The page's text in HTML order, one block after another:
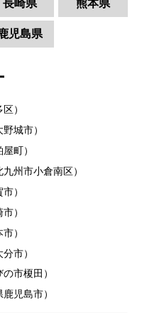
長崎県 熊本県
児島県
）
城市）
町）
州市小倉南区）
）
）
）
市）
市榎田）
児島市）